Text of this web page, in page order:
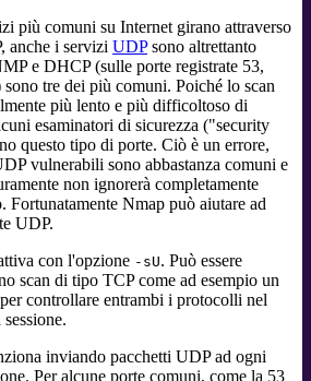
più comuni su Internet girano attraverso
anche i servizi UDPsono altrettanto
e DHCP (sulle porte registrate 53,
tre dei più comuni. Poiché lo scan
più lento e più difficoltoso di
esaminatori di sicurezza ("security
questo tipo di porte. Ciò è un errore,
vulnerabili sono abbastanza comuni e
non ignorerà completamente
Fortunatamente Nmap può aiutare ad
UDP.
con l'opzione -sU. Può essere
scan di tipo TCP come ad esempio un
controllare entrambi i protocolli nel
inviando pacchetti UDP ad ogni
Per alcune porte comuni, come la 53